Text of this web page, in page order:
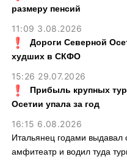
размеру пенсий
11:09 3.08.2026
Дороги Северной
худших в СКФО
15:26 29.07.2026
Прибыль крупных
Осетии упала за год
16:15 6.08.2026
Итальянец годами выдавал
амфитеатр и водил туда